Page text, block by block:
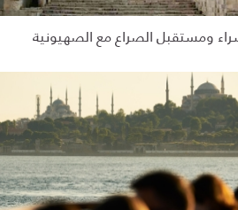
ومستقبل الصراع مع الصهيونية